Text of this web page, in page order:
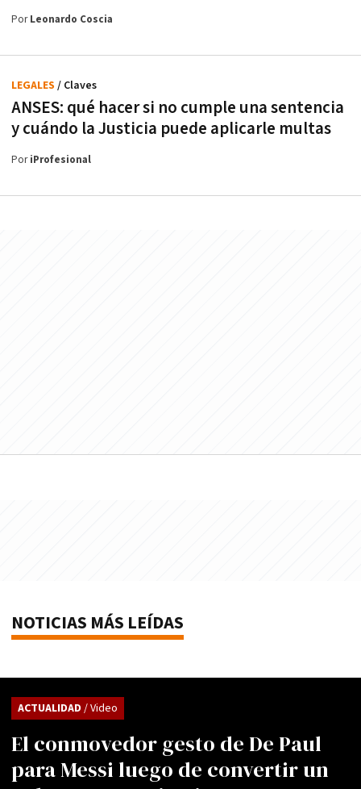
PorLeonardo Coscia
ANSES: qué hacer si no cumple una sentencia
y cuándo la Justicia puede aplicarle multas
LEGALES / Claves
PoriProfesional
NOTICIAS MÁS LEÍDAS
El conmovedor gesto de De Paul
para Messi luego de convertir un
ACTUALIDAD / Video